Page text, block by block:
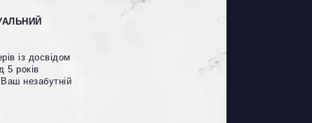
із досвідом
5 років
незабутній